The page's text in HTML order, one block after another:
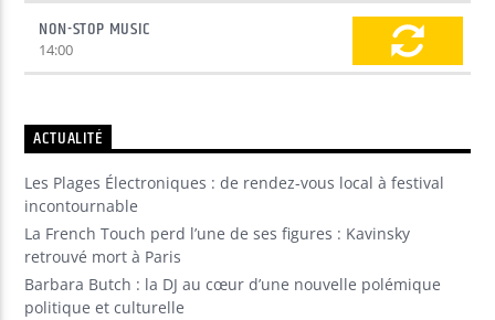
NON-STOP MUSIC
14:00
ACTUALITÉ
Les Plages Électroniques : de rendez-vous local à festival
incontournable
La French Touch perd l’une de ses figures : Kavinsky
retrouvé mort à Paris
Barbara Butch : la DJ au cœur d’une nouvelle polémique
politique et culturelle